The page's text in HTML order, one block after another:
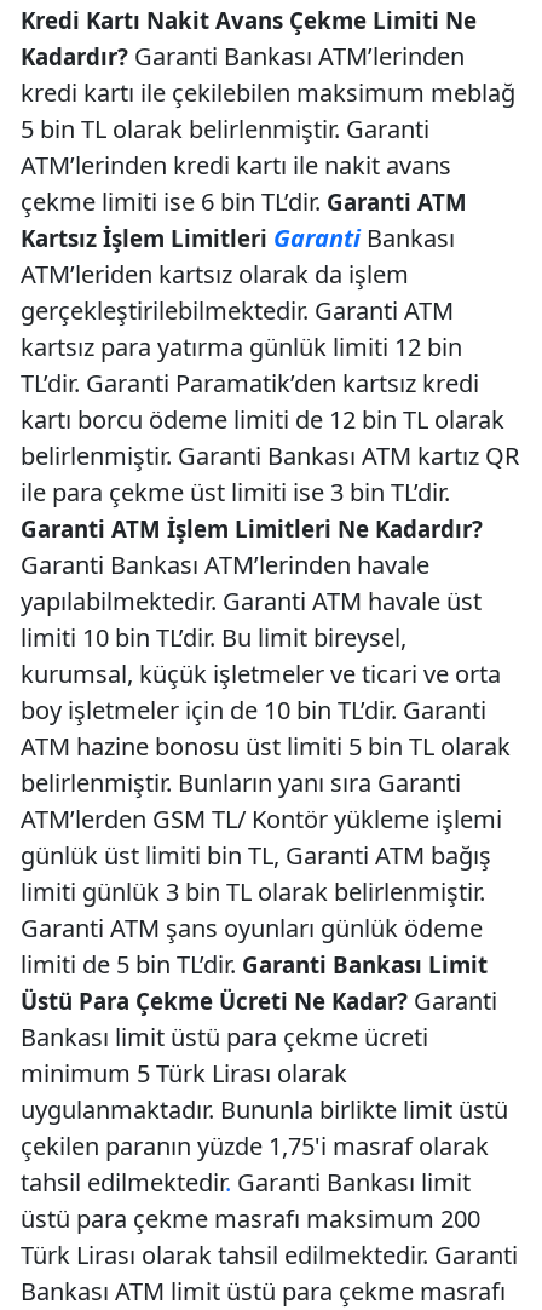
Kredi Kartı Nakit Avans Çekme Limiti Ne
Kadardır? Garanti Bankası ATM’lerinden
kredi kartı ile çekilebilen maksimum meblağ
5 bin TL olarak belirlenmiştir. Garanti
ATM’lerinden kredi kartı ile nakit avans
çekme limiti ise 6 bin TL’dir. Garanti ATM
Kartsız İşlem Limitleri GarantiBankası
ATM’leriden kartsız olarak da işlem
gerçekleştirilebilmektedir. Garanti ATM
kartsız para yatırma günlük limiti 12 bin
TL’dir. Garanti Paramatik’den kartsız kredi
kartı borcu ödeme limiti de 12 bin TL olarak
belirlenmiştir. Garanti Bankası ATM kartız QR
ile para çekme üst limiti ise 3 bin TL’dir.
Garanti ATM İşlem Limitleri Ne Kadardır?
Garanti Bankası ATM’lerinden havale
yapılabilmektedir. Garanti ATM havale üst
limiti 10 bin TL’dir. Bu limit bireysel,
kurumsal, küçük işletmeler ve ticari ve orta
boy işletmeler için de 10 bin TL’dir. Garanti
ATM hazine bonosu üst limiti 5 bin TL olarak
belirlenmiştir. Bunların yanı sıra Garanti
ATM’lerden GSM TL/ Kontör yükleme işlemi
günlük üst limiti bin TL, Garanti ATM bağış
limiti günlük 3 bin TL olarak belirlenmiştir.
Garanti ATM şans oyunları günlük ödeme
limiti de 5 bin TL’dir. Garanti Bankası Limit
Üstü Para Çekme Ücreti Ne Kadar? Garanti
Bankası limit üstü para çekme ücreti
minimum 5 Türk Lirası olarak
uygulanmaktadır. Bununla birlikte limit üstü
çekilen paranın yüzde 1,75'i masraf olarak
tahsil edilmektedir. Garanti Bankası limit
üstü para çekme masrafı maksimum 200
Türk Lirası olarak tahsil edilmektedir. Garanti
Bankası ATM limit üstü para çekme masrafı